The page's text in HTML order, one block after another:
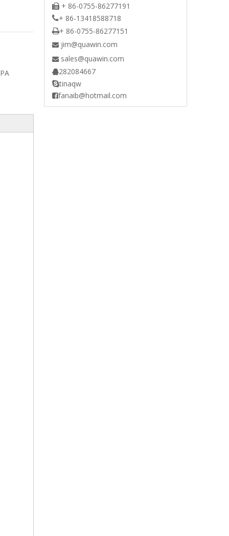
 + 86-0755-86277191
+ 86-13418588718
+ 86-0755-86277151
 jim@quawin.com
 sales@quawin.com
282084667
tinaqw
fanaib@hotmail.com